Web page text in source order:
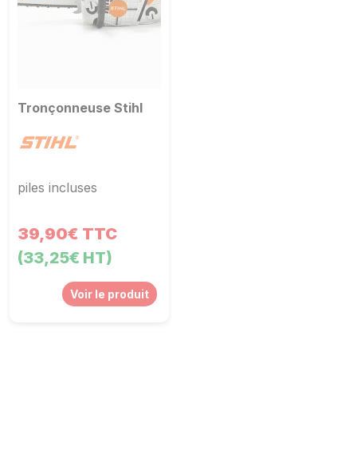
Tronçonneuse Stihl
piles incluses
39,90€ TTC
(33,25€ HT)
Voir le produit